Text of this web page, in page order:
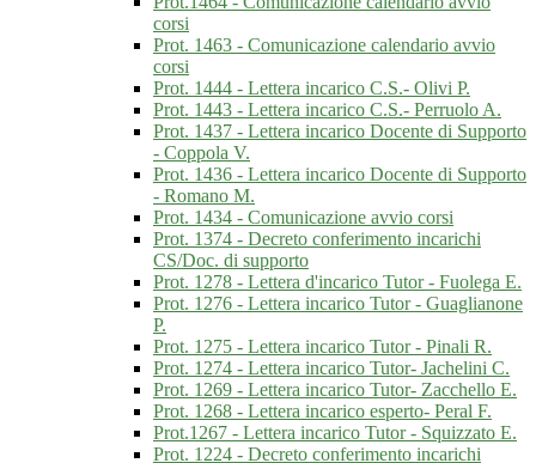
corsi
Prot. 1463 - Comunicazione calendario avvio
corsi
Prot. 1444 - Lettera incarico C.S.- Olivi P.
Prot. 1443 - Lettera incarico C.S.- Perruolo A.
Prot. 1437 - Lettera incarico Docente di Supporto
- Coppola V.
Prot. 1436 - Lettera incarico Docente di Supporto
- Romano M.
Prot. 1434 - Comunicazione avvio corsi
Prot. 1374 - Decreto conferimento incarichi
CS/Doc. di supporto
Prot. 1278 - Lettera d'incarico Tutor - Fuolega E.
Prot. 1276 - Lettera incarico Tutor - Guaglianone
P.
Prot. 1275 - Lettera incarico Tutor - Pinali R.
Prot. 1274 - Lettera incarico Tutor- Jachelini C.
Prot. 1269 - Lettera incarico Tutor- Zacchello E.
Prot. 1268 - Lettera incarico esperto- Peral F.
Prot.1267 - Lettera incarico Tutor - Squizzato E.
Prot. 1224 - Decreto conferimento incarichi